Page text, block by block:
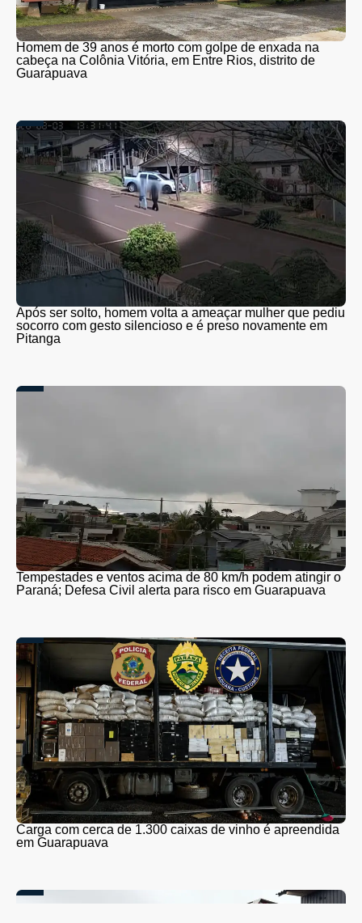
Homem de 39 anos é morto com golpe de enxada na
cabeça na Colônia Vitória, em Entre Rios, distrito de
Guarapuava
Após ser solto, homem volta a ameaçar mulher que pediu
socorro com gesto silencioso e é preso novamente em
Pitanga
Tempestades e ventos acima de 80 km/h podem atingir o
Paraná; Defesa Civil alerta para risco em Guarapuava
Carga com cerca de 1.300 caixas de vinho é apreendida
em Guarapuava